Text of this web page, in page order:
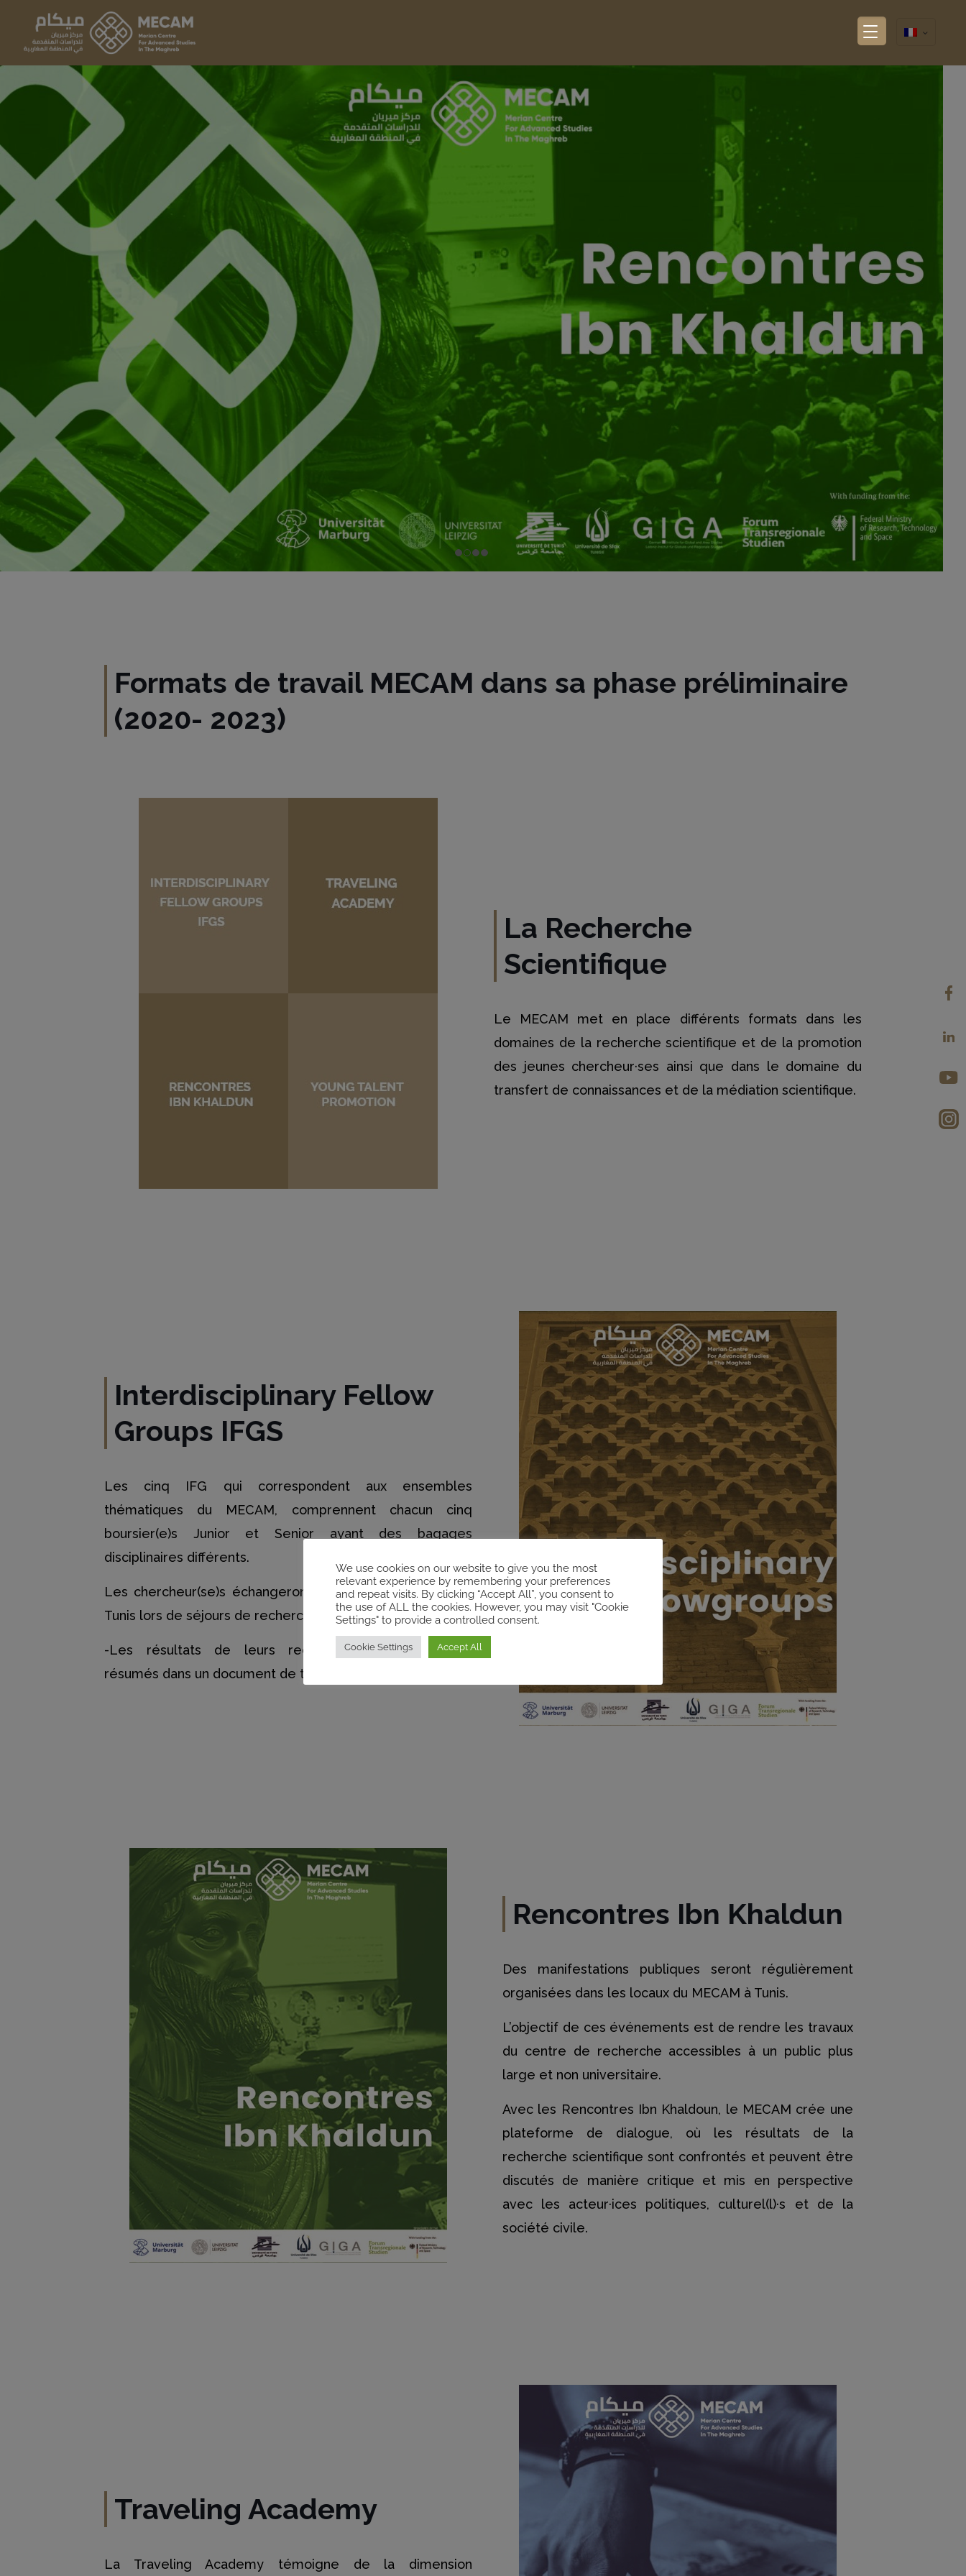
Formats de travail MECAM dans sa phase préliminaire
(2020- 2023)
La Recherche
Scientifique
Le MECAM met en place différents formats dans les
domaines de la recherche scientifique et de la promotion
des jeunes chercheur·ses ainsi que dans le domaine du
transfert de connaissances et de la médiation scientifique.
Interdisciplinary Fellow
Groups IFGS
Les cinq IFG qui correspondent aux ensembles
thématiques du MECAM, comprennent chacun cinq
boursier(e)s Junior et Senior ayant des bagages
disciplinaires différents.
Les chercheur(se)s échangeront sur le site du MECAM à
Tunis lors de séjours de recherche de quatre mois.
-Les résultats de leurs recherches seront ensuite
résumés dans un document de travail commun.
Rencontres Ibn Khaldun
Des manifestations publiques seront régulièrement
organisées dans les locaux du MECAM à Tunis.
L’objectif de ces événements est de rendre les travaux
du centre de recherche accessibles à un public plus
large et non universitaire.
Avec les Rencontres Ibn Khaldoun, le MECAM crée une
plateforme de dialogue, où les résultats de la
recherche scientifique sont confrontés et peuvent être
discutés de manière critique et mis en perspective
avec les acteur·ices politiques, culturel(l)·s et de la
société civile.
Traveling Academy
La Traveling Academy témoigne de la dimension
We use cookies on our website to give you the most
relevant experience by remembering your preferences
and repeat visits. By clicking “Accept All”, you consent to
the use of ALL the cookies. However, you may visit "Cookie
Settings" to provide a controlled consent.
Cookie Settings Accept All